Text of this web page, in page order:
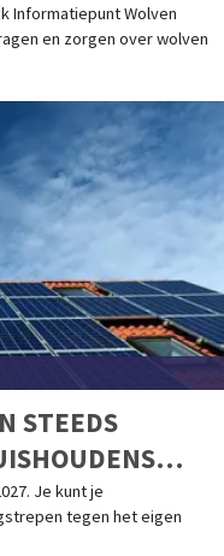
Informatiepunt Wolven
en zorgen over wolven
STEEDS
OPBRENGST IN
Je kunt je
tegen het eigen